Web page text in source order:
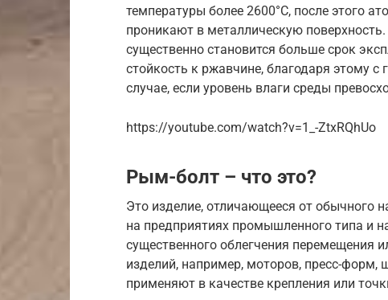
температуры более 2600°С, после этого
проникают в металлическую
существенно становится больше срок
стойкость к ржавчине, благодаря этому
случае, если уровень влаги среды
https://youtube.com/watch?v=1_-ZtxRQhUo
Рым-болт – что это?
Это изделие, отличающееся от обычного
на предприятиях промышленного типа и
существенного облегчения перемещения
изделий, например, моторов, пресс-
применяют в качестве крепления или